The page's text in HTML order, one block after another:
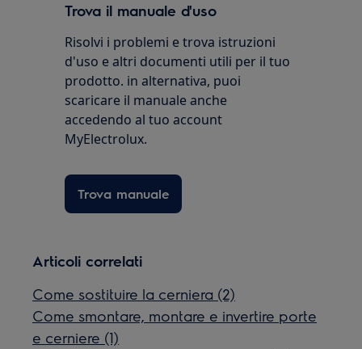
Trova il manuale d'uso
Risolvi i problemi e trova istruzioni
d'uso e altri documenti utili per il tuo
prodotto. in alternativa, puoi
scaricare il manuale anche
accedendo al tuo account
MyElectrolux.
Trova manuale
Articoli correlati
Come sostituire la cerniera (2)
Come smontare, montare e invertire porte
e cerniere (1)